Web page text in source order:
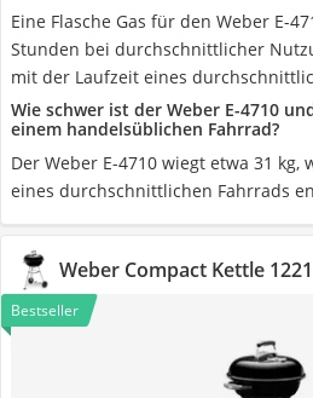
Eine Flasche Gas für den Weber E-
Stunden bei durchschnittlicher
mit der Laufzeit eines
Wie schwer ist der Weber E-4710
einem handelsüblichen Fahrrad?
Der Weber E-4710 wiegt etwa 31
eines durchschnittlichen Fahrrads
Weber Compact Kettle
Bestseller